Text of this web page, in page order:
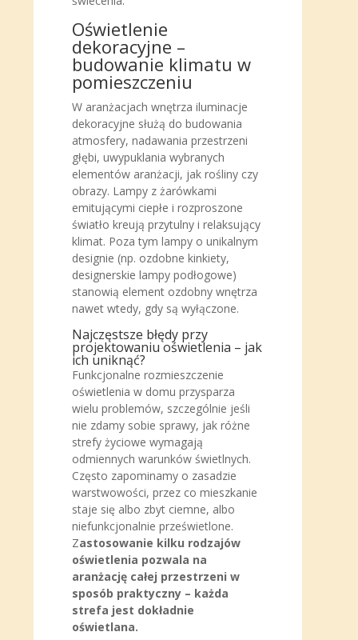
Oświetlenie
dekoracyjne –
budowanie klimatu w
pomieszczeniu
W aranżacjach wnętrza iluminacje
dekoracyjne służą do budowania
atmosfery, nadawania przestrzeni
głębi, uwypuklania wybranych
elementów aranżacji, jak rośliny czy
obrazy. Lampy z żarówkami
emitującymi ciepłe i rozproszone
światło kreują przytulny i relaksujący
klimat. Poza tym lampy o unikalnym
designie (np. ozdobne kinkiety,
designerskie lampy podłogowe)
stanowią element ozdobny wnętrza
nawet wtedy, gdy są wyłączone.
Najczęstsze błędy przy
projektowaniu oświetlenia – jak
ich uniknąć?
Funkcjonalne rozmieszczenie
oświetlenia w domu przysparza
wielu problemów, szczególnie jeśli
nie zdamy sobie sprawy, jak różne
strefy życiowe wymagają
odmiennych warunków świetlnych.
Często zapominamy o zasadzie
warstwowości, przez co mieszkanie
staje się albo zbyt ciemne, albo
niefunkcjonalnie prześwietlone.
Zastosowanie kilku rodzajów
oświetlenia pozwala na
aranżację całej przestrzeni w
sposób praktyczny – każda
strefa jest dokładnie
oświetlana.